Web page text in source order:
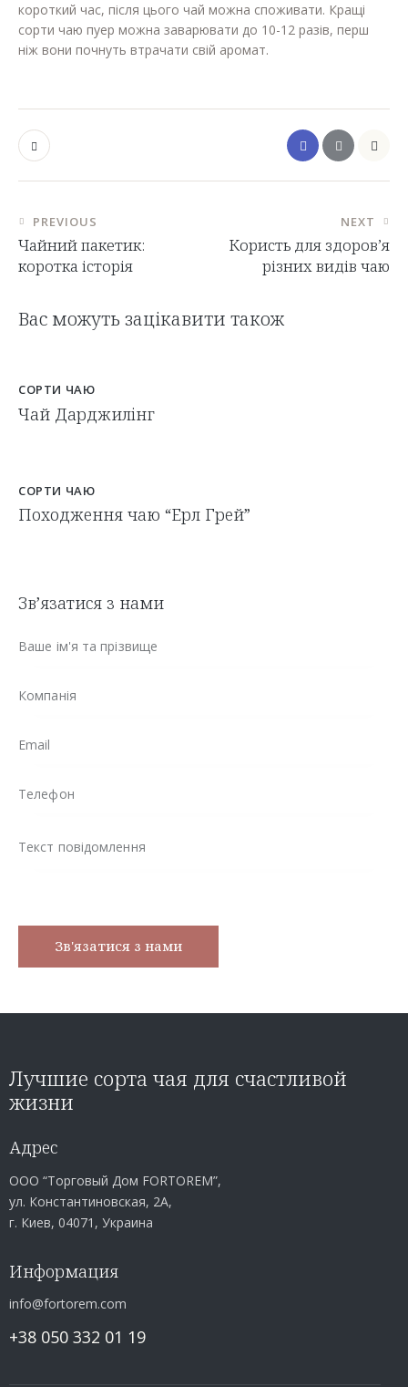
короткий час, після цього чай можна споживати. Кращі
сорти чаю пуер можна заварювати до 10-12 разів, перш
ніж вони почнуть втрачати свій аромат.
PREVIOUS
Чайний пакетик:
коротка історія
NEXT
Користь для здоров’я
різних видів чаю
Вас можуть зацікавити також
СОРТИ ЧАЮ
Чай Дарджилінг
СОРТИ ЧАЮ
Походження чаю “Ерл Грей”
Зв’язатися з нами
Лучшие сорта чая для счастливой
жизни
Адрес
ООО “Торговый Дом FORTOREM”,
ул. Константиновская, 2А,
г. Киев, 04071, Украина
Информация
info@fortorem.com
+38 050 332 01 19